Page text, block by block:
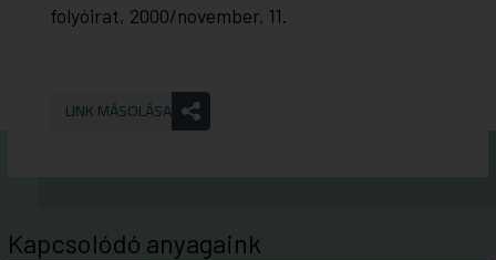
folyóirat, 2000/november, 11.
LINK MÁSOLÁSA
Kapcsolódó anyagaink